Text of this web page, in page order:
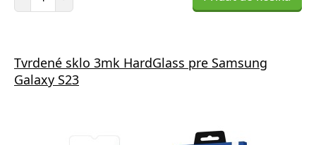
Tvrdené sklo 3mk HardGlass pre Samsung
Galaxy S23